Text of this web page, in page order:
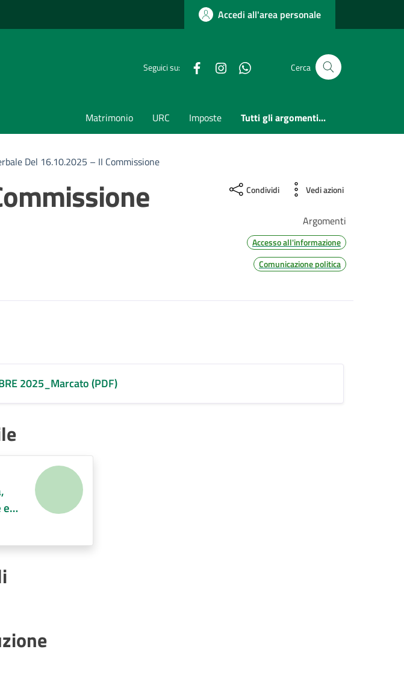
Accedi all'area personale
Seguici su: FacebookInstagramwhatsappCerca
Matrimonio URC Imposte Tutti gli argomenti...
Del 16.10.2025 – II Commissione
Condividi Vedi azioni
Argomenti
Accesso all'informazione
Comunicazione politica
2025_Marcato (PDF)
e
di